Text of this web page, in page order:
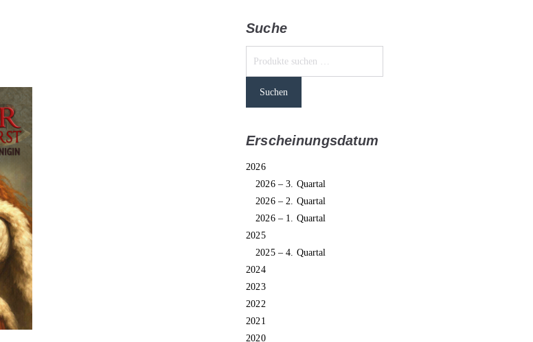
Suche
Suchen
Erscheinungsdatum
2026
2026 – 3. Quartal
2026 – 2. Quartal
2026 – 1. Quartal
2025
2025 – 4. Quartal
2024
2023
2022
2021
2020